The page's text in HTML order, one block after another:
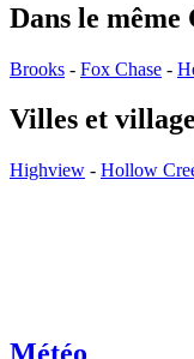
Dans le
Brooks - Fox Chase -
Villes et
Highview - Hollow